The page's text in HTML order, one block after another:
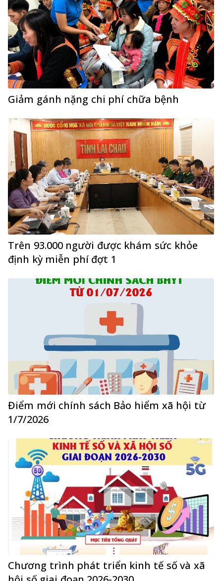
Giảm gánh nặng chi phí chữa bệnh
Trên 93.000 người được khám sức khỏe
định kỳ miễn phí đợt 1
Điểm mới chính sách Bảo hiểm xã hội từ
1/7/2026
Chương trình phát triển kinh tế số và xã